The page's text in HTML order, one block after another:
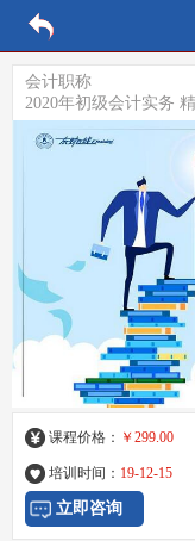
会计职称
2020年初级会计实务
课程价格： ￥299.00
培训时间： 19-12-15
立即咨询